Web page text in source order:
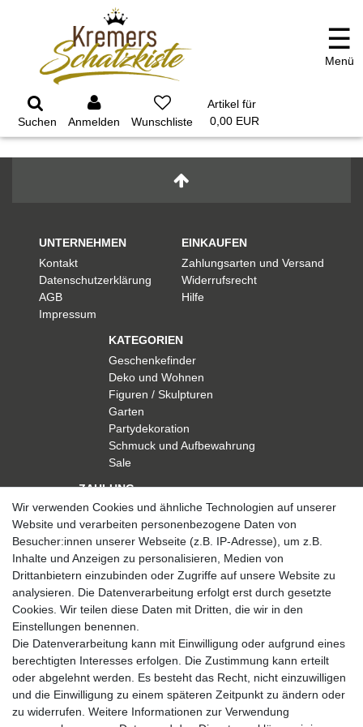
Suchen Anmelden
Artikel für
0,00 EUR
☰
Menü
GARTEN PARTYDEKORATION
SCHMUCK UND
UNTERNEHMEN
Kontakt
Datenschutzerklärung
AGB
Impressum
EINKAUFEN
Zahlungsarten und Versand
Widerrufsrecht
Hilfe
KATEGORIEN
Geschenkefinder
Deko und Wohnen
Figuren / Skulpturen
Garten
Partydekoration
Schmuck und Aufbewahrung
Sale
ZAHLUNG
VERSAND
SICHER EINKAUFEN
Sicher einkaufen mit
durchgehender SSL-Verschlüsselung
Wir verwenden Cookies und ähnliche Technologien auf unserer
Website und verarbeiten personenbezogene Daten von
Besucher:innen unserer Webseite (z.B. IP-Adresse), um z.B.
Inhalte und Anzeigen zu personalisieren, Medien von
Drittanbietern einzubinden oder Zugriffe auf unsere Website zu
analysieren. Die Datenverarbeitung erfolgt erst durch gesetzte
Cookies. Wir teilen diese Daten mit Dritten, die wir in den
Einstellungen benennen.
Die Datenverarbeitung kann mit Einwilligung oder aufgrund eines
berechtigten Interesses erfolgen. Die Zustimmung kann erteilt
oder abgelehnt werden. Es besteht das Recht, nicht einzuwilligen
und die Einwilligung zu einem späteren Zeitpunkt zu ändern oder
zu widerrufen. Weitere Informationen zur Verwendung